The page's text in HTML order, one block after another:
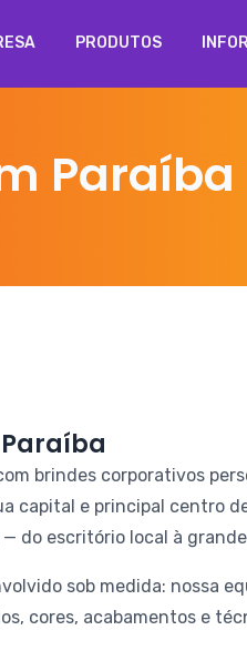
PRODUTOS
Paraíba
brindes corporativos
capital e principal centro
do escritório local à
sob medida: nossa
cores, acabamentos e